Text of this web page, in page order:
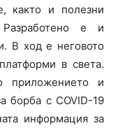
както и полезни
Разработено е и
В ход е неговото
в света.
приложението и
борба с COVID-19
информация за